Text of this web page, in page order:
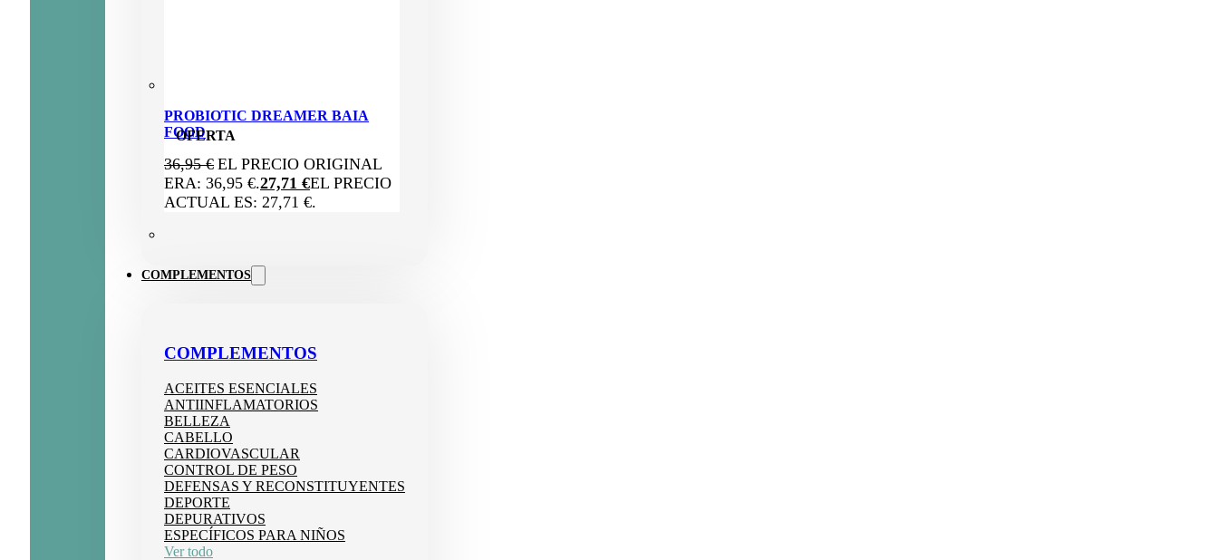
OFERTA
PROBIOTIC DREAMER BAIA
FOOD
36,95€ EL PRECIO ORIGINAL
ERA: 36,95 €.27,71 €EL PRECIO
ACTUAL ES: 27,71 €.
COMPLEMENTOS
COMPLEMENTOS
ACEITES ESENCIALES
ANTIINFLAMATORIOS
BELLEZA
CABELLO
CARDIOVASCULAR
CONTROL DE PESO
DEFENSAS Y RECONSTITUYENTES
DEPORTE
DEPURATIVOS
ESPECÍFICOS PARA NIÑOS
Ver todo